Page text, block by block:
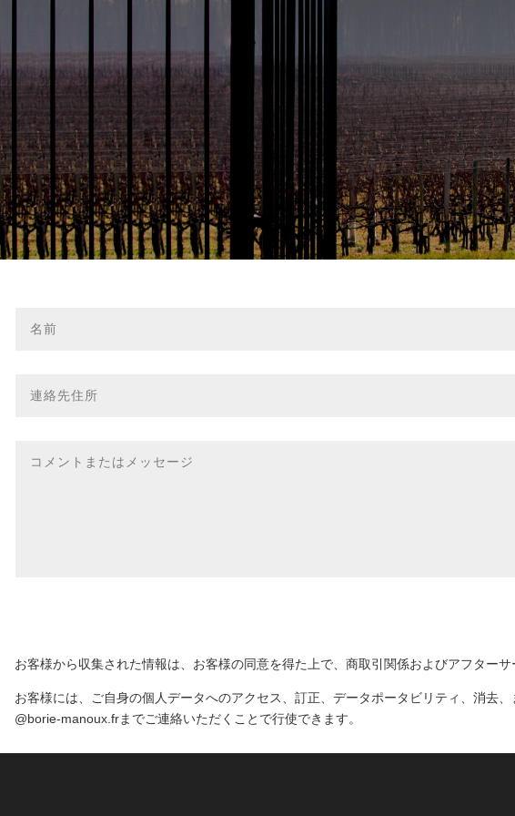
お客様から収集された情報は、お客様の同意を得た上で、商取引関係およびアフター
お客様には、ご自身の個人データへのアクセス、訂正、データポータビリティ、消去
@borie-manoux.frまでご連絡いただくことで行使できます。